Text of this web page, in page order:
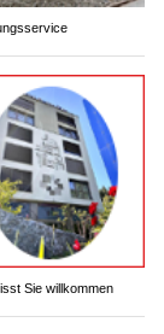
Sie willkommen